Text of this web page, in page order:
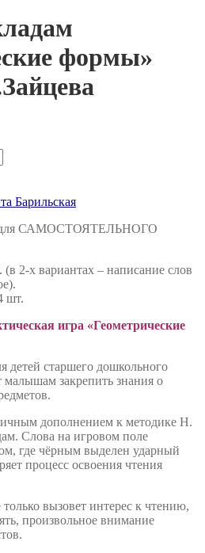
формы»
Барильская
для САМОСТОЯТЕЛЬНОГО
2-х вариантах – написание слов
шт.
игра «Геометрические
детей старшего дошкольного
малышам закрепить знания о
дополнением к методике Н.
Слова на игровом поле
где чёрным выделен ударный
процесс освоения чтения
только вызовет интерес к чтению,
произвольное внимание